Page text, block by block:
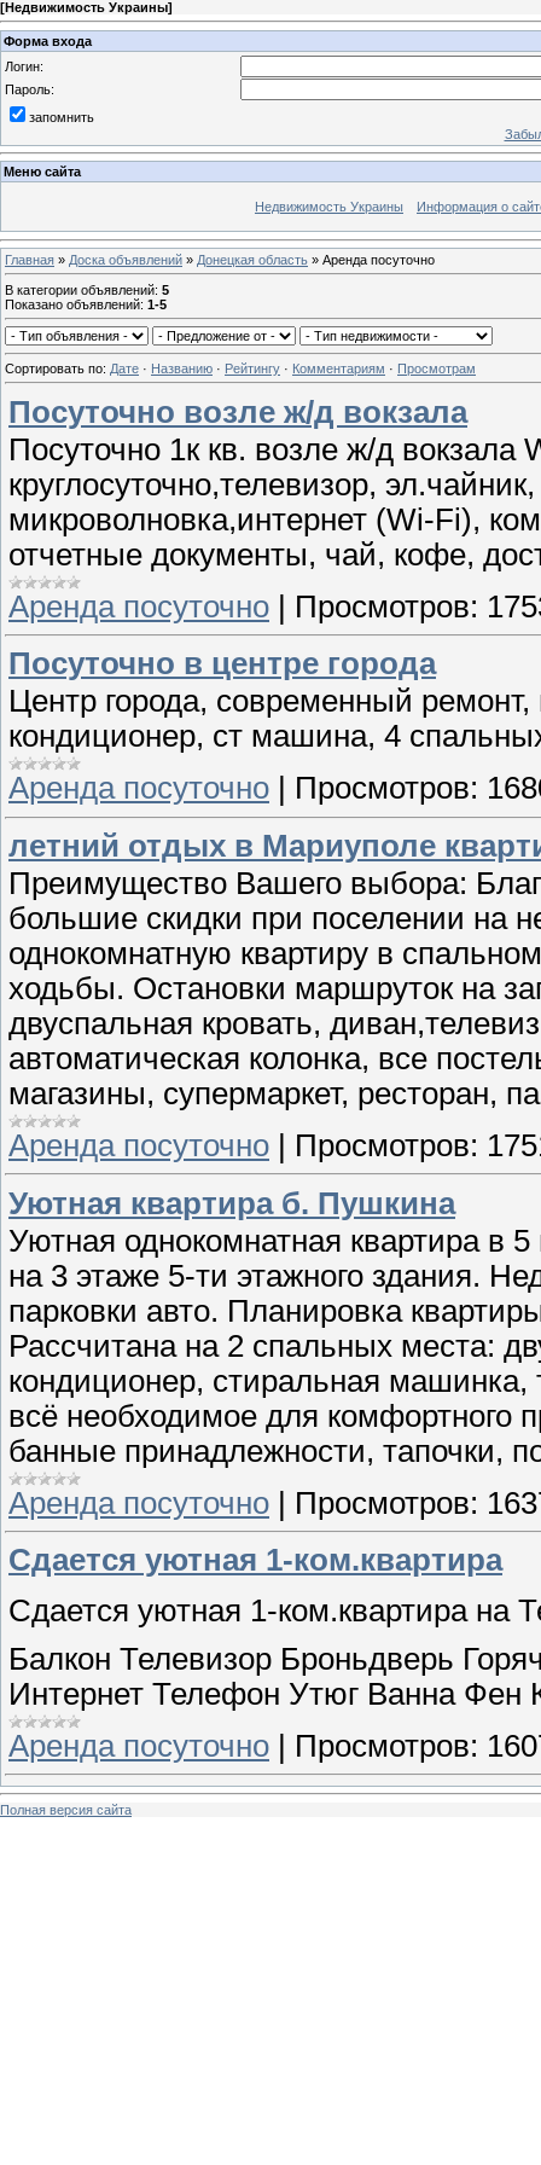
[Недвижимость Украины]
Форма входа
Логин:
Пароль:
запомнить
Меню сайта
Недвижимость Украины Информация о
Главная » Доска объявлений » Донецкая область » Аренда посуточно
В категории объявлений: 5
Показано объявлений: 1-5
Сортировать по: Дате · Названию · Рейтингу · Комментариям · Просмотрам
Посуточно возле ж/д вокзала
Посуточно 1к кв. возле ж/д вокзала
круглосуточно,телевизор,
микроволновка,интернет (Wi-Fi),
отчетные документы, чай, кофе,
Аренда посуточно | Просмотров:
Посуточно в центре города
Центр города, современный
кондиционер, ст машина, 4
Аренда посуточно
Просмотров:
летний отдых в Мариуполе
Преимущество Вашего выбора:
большие скидки при поселении на
однокомнатную квартиру в
ходьбы. Остановки маршруток на
двуспальная кровать,
автоматическая колонка, все
магазины, супермаркет, ресторан,
Аренда посуточно
Просмотров:
Уютная квартира б. Пушкина
Уютная однокомнатная квартира в
на 3 этаже 5-ти этажного здания.
парковки авто. Планировка
Рассчитана на 2 спальных места:
кондиционер, стиральная машинка,
всё необходимое для комфортного
банные принадлежности, тапочки,
Аренда посуточно | Просмотров:
Сдается уютная 1-ком.квартира
Сдается уютная 1-ком.квартира на
Балкон Телевизор Броньдверь
Интернет Телефон Утюг Ванна Фен
Аренда посуточно | Просмотров:
Полная версия сайта